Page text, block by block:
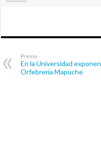
Previo
En la Universidad exponen
Orfebrería Mapuche